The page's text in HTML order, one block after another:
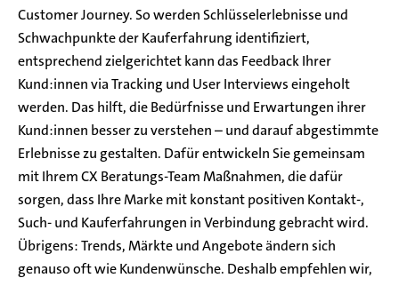
Customer Journey. So werden Schlüsselerlebnisse und
Schwachpunkte der Kauferfahrung identifiziert,
entsprechend zielgerichtet kann das Feedback Ihrer
Kund:innen via Tracking und User Interviews eingeholt
werden. Das hilft, die Bedürfnisse und Erwartungen ihrer
Kund:innen besser zu verstehen – und darauf abgestimmte
Erlebnisse zu gestalten. Dafür entwickeln Sie gemeinsam
mit Ihrem CX Beratungs-Team Maßnahmen, die dafür
sorgen, dass Ihre Marke mit konstant positiven Kontakt-,
Such- und Kauferfahrungen in Verbindung gebracht wird.
Übrigens: Trends, Märkte und Angebote ändern sich
genauso oft wie Kundenwünsche. Deshalb empfehlen wir,